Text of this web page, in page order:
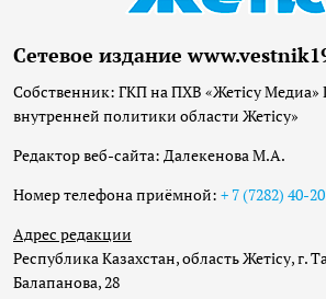
Сетевое издание
Собственник: ГКП на ПХВ «Жетісу Медиа»
внутренней политики области Жетісу»
Редактор веб-сайта: Далекенова М.А.
Номер телефона приёмной: + 7 (7282) 40-
Адрес редакции
Республика Казахстан, область Жетісу, г.
Балапанова, 28